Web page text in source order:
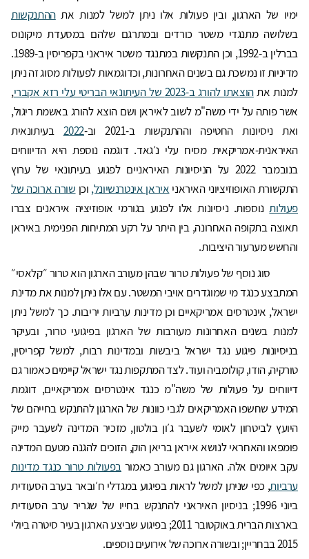
ימיו של הארגון, ובין פעולות אלו ניתן למשל למנות אתההתנקשות
בשלושה מתנגדי משטר כורדים ובמתרגם שלהם במסעדת מיקונוס
בברלין ב-1992, וכן התנקשות במתנגד משטר איראני בקפריסין ב-1989.
מדיניות זו נמשכת גם בשנים האחרונות, וכדוגמאות לפעולות מסוג זה ניתן
למנות אתהוצאתו להורג ב-2023 של העיתונאי הבריטי עלי רזא אקברי
,
אשר פותה על ידי משה"מ לשוב לאיראן ושם הוצא להורג באשמת ריגול,
ואת ניסיונות החטיפה וההתנקשות ב-2021 וב-
2022 בעיתונאית
האיראנית-אמריקאית מסיח עלי נ׳גאד. דוגמה נוספת היא הדיווחים
בנובמבר 2022 על הניסיונות האיראניים לפגוע בעיתונאי של ערוץ
התקשורת האופוזיציוני האיראני איראן אינטרנשיונל, וכן שורה ארוכה של
פעולותנוספות. ניסיונות אלו לפגוע בגורמי אופוזיציה איראנים צברו
תאוצה בתקופה האחרונה, בין היתר על רקע המתיחות הפנימית באיראן
והחשש מערעור היציבות.
סוג נוסף של פעולות טרור שבהן מעורב הארגון הוא טרור ״קלאסי״
המתבצע כנגד מי שמוגדרים אויבי המשטר. עם אלו ניתן למנות את מדינת
ישראל, אינטרסים אמריקאיים וכן מדינות ערביות יריבות. כך למשל ניתן
למנות בשנים האחרונות מעורבות של הארגון בפיגועי טרור, ובעיקר
בניסיונות פיגוע נגד ישראל ביבשות ובמדינות רבות, למשל קפריסין,
טורקיה, הודו, קולומביה ועוד. לצד המתקפות נגד ישראל קיימים כאמור גם
דיווחים על פעולות של משה"מ כנגד אינטרסים אמריקאיים, דוגמת
המידע שחשפו האמריקאים לגבי כוונות של הארגון להתנקש בחייהם של
היועץ לביטחון לאומי לשעבר ג׳ון בולטון, מזכיר המדינה לשעבר מייק
פומפאו והאחראי לנושא איראן בריאן הוק, הזוכים להגנה מטעם המדינה
עקב איומים אלה. הארגון גם מעורב כאמורבפעולות טרור כנגד מדינות
ערביות, כפי שניתן למשל לראות בפיגוע במגדלי ח׳ובאר בערב הסעודית
ביוני 1996; בניסיון האיראני להתנקש בחייו של שגריר ערב הסעודית
בארצות הברית באוקטובר 2011; בפיגוע שביצע הארגון בעיר סיטרה ביולי
2015 בבחריין; ובשורה ארוכה של אירועים נוספים.